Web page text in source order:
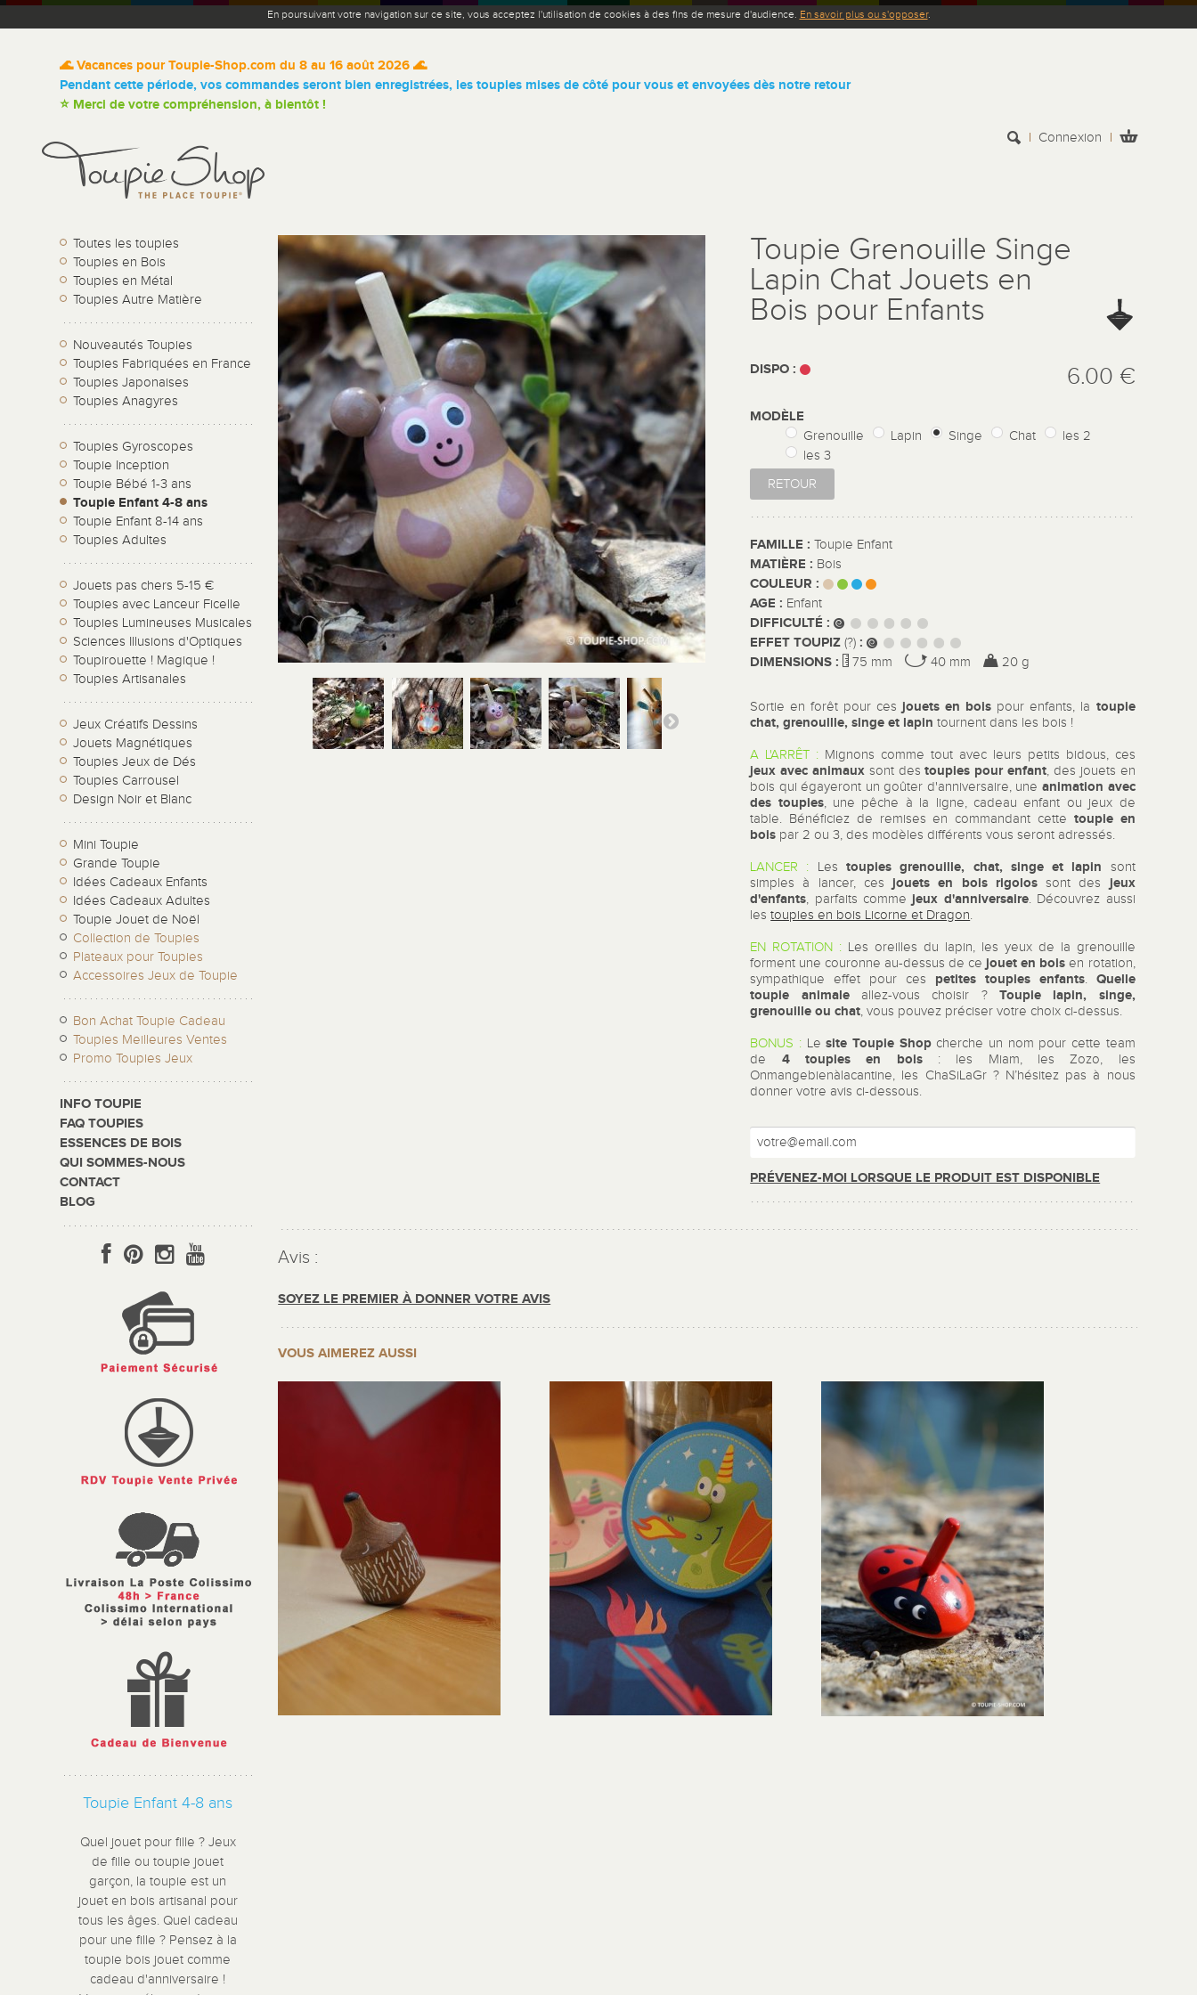
En poursuivant votre navigation sur ce site, vous acceptez l'utilisation de cookies à des fins de mesure d'audience. En savoir plus ou s'opposer.
🌊 Vacances pour Toupie-Shop.com du 8 au 16 août 2026 🌊
Pendant cette période, vos commandes seront bien enregistrées, les toupies mises de côté pour vous et envoyées dès notre retour
⭐ Merci de votre compréhension, à bientôt !
Connexion
Toutes les toupies
Toupies en Bois
Toupies en Métal
Toupies Autre Matière
Nouveautés Toupies
Toupies Fabriquées en France
Toupies Japonaises
Toupies Anagyres
Toupies Gyroscopes
Toupie Inception
Toupie Bébé 1-3 ans
Toupie Enfant 4-8 ans
Toupie Enfant 8-14 ans
Toupies Adultes
Jouets pas chers 5-15 €
Toupies avec Lanceur Ficelle
Toupies Lumineuses Musicales
Sciences Illusions d'Optiques
Toupirouette ! Magique !
Toupies Artisanales
Jeux Créatifs Dessins
Jouets Magnétiques
Toupies Jeux de Dés
Toupies Carrousel
Design Noir et Blanc
Mini Toupie
Grande Toupie
Idées Cadeaux Enfants
Idées Cadeaux Adultes
Toupie Jouet de Noël
Collection de Toupies
Plateaux pour Toupies
Accessoires Jeux de Toupie
Bon Achat Toupie Cadeau
Toupies Meilleures Ventes
Promo Toupies Jeux
INFO TOUPIE
FAQ TOUPIES
ESSENCES DE BOIS
QUI SOMMES-NOUS
CONTACT
BLOG
Toupie Enfant 4-8 ans
Quel jouet pour fille ? Jeux
de fille ou toupie jouet
garçon, la toupie est un
jouet en bois artisanal pour
tous les âges. Quel cadeau
pour une fille ? Pensez à la
toupie bois jouet comme
cadeau d'anniversaire !
Toupie Grenouille Singe
Lapin Chat Jouets en
Bois pour Enfants
DISPO : 6.00 €
MODÈLE
Grenouille Lapin Singe Chat
les 2
les 3
RETOUR
FAMILLE :Toupie Enfant
MATIÈRE : Bois
COULEUR :
AGE : Enfant
DIFFICULTÉ :
EFFET TOUPIZ(?) :
DIMENSIONS :
75 mm 40 mm 20 g
Sortie en forêt pour ces jouets en bois pour enfants, la toupie
chat, grenouille, singe et lapin tournent dans les bois !
A L'ARRÊT : Mignons comme tout avec leurs petits bidous, ces
jeux avec animauxsont destoupies pour enfant, des jouets en
bois qui égayeront un goûter d'anniversaire, une animation avec
des toupies, une pêche à la ligne, cadeau enfant ou jeux de
table. Bénéficiez de remises en commandant cette toupie en
bois par 2 ou 3, des modèles différents vous seront adressés.
LANCER : Les toupies grenouille, chat, singe et lapin sont
simples à lancer, ces jouets en bois rigolossont des jeux
d'enfants, parfaits comme jeux d'anniversaire. Découvrez aussi
lestoupies en bois Licorne et Dragon.
EN ROTATION : Les oreilles du lapin, les yeux de la grenouille
forment une couronne au-dessus de ce jouet en bois en rotation,
sympathique effet pour ces petites toupies enfants. Quelle
toupie animaleallez-vous choisir ? Toupie lapin, singe,
grenouille ou chat, vous pouvez préciser votre choix ci-dessus.
BONUS :Lesite Toupie Shopcherche un nom pour cette team
de 4 toupies en bois: les Miam, les Zozo, les
Onmangebienàlacantine, les ChaSiLaGr ? N’hésitez pas à nous
donner votre avis ci-dessous.
PRÉVENEZ-MOI LORSQUE LE PRODUIT EST DISPONIBLE
Avis :
SOYEZ LE PREMIER À DONNER VOTRE AVIS
VOUS AIMEREZ AUSSI